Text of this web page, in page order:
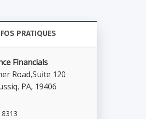
PRATIQUES
Financials
Road,Suite 120
, PA, 19406